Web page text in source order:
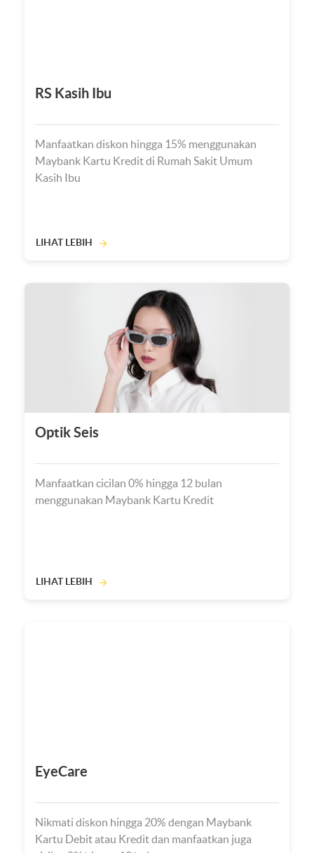
RS Kasih Ibu
Manfaatkan diskon hingga 15% menggunakan
Maybank Kartu Kredit di Rumah Sakit Umum
Kasih Ibu
LIHAT LEBIH
Optik Seis
Manfaatkan cicilan 0% hingga 12 bulan
menggunakan Maybank Kartu Kredit
LIHAT LEBIH
EyeCare
Nikmati diskon hingga 20% dengan Maybank
Kartu Debit atau Kredit dan manfaatkan juga